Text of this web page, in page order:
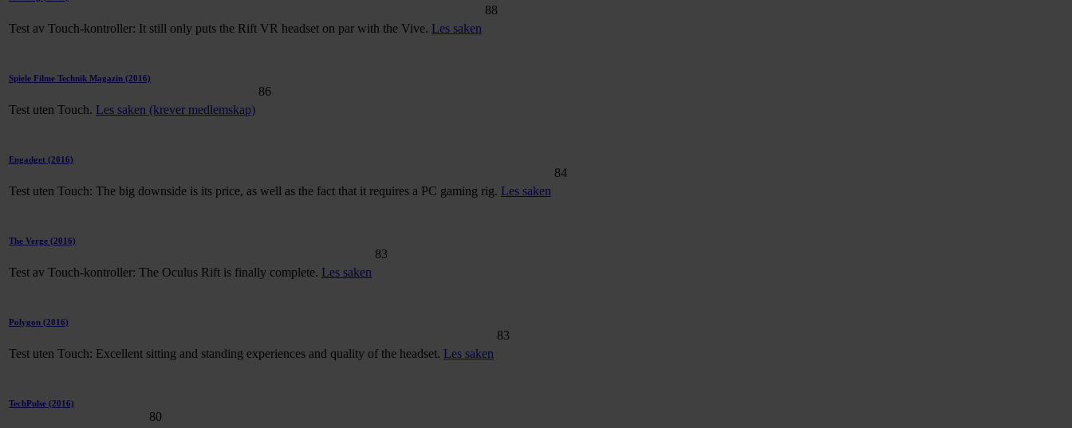
Test av Touch-kontroller: It still only puts the Rift VR headset on par with the Vive. Les saken
88
Spiele Filme Technik Magazin (2016)
Test uten Touch. Les saken (krever medlemskap)
86
Engadget (2016)
Test uten Touch: The big downside is its price, as well as the fact that it requires a PC gaming rig. Les saken
84
The Verge (2016)
Test av Touch-kontroller: The Oculus Rift is finally complete. Les saken
83
Polygon (2016)
Test uten Touch: Excellent sitting and standing experiences and quality of the headset. Les saken
83
TechPulse (2016)
80